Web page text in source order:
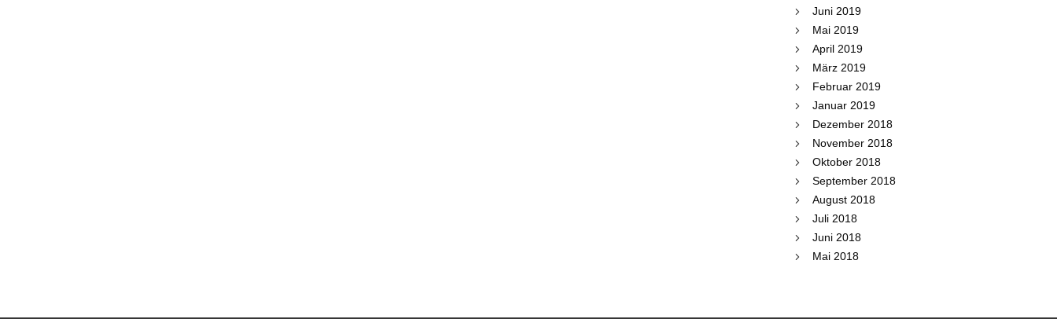
Juni 2019
Mai 2019
April 2019
März 2019
Februar 2019
Januar 2019
Dezember 2018
November 2018
Oktober 2018
September 2018
August 2018
Juli 2018
Juni 2018
Mai 2018